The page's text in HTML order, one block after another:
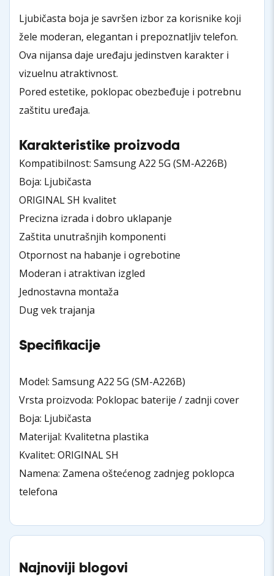
Ljubičasta boja je savršen izbor za korisnike koji
žele moderan, elegantan i prepoznatljiv telefon.
Ova nijansa daje uređaju jedinstven karakter i
vizuelnu atraktivnost.
Pored estetike, poklopac obezbeđuje i potrebnu
zaštitu uređaja.
Karakteristike proizvoda
Kompatibilnost: Samsung A22 5G (SM-A226B)
Boja: Ljubičasta
ORIGINAL SH kvalitet
Precizna izrada i dobro uklapanje
Zaštita unutrašnjih komponenti
Otpornost na habanje i ogrebotine
Moderan i atraktivan izgled
Jednostavna montaža
Dug vek trajanja
Specifikacije
Model: Samsung A22 5G (SM-A226B)
Vrsta proizvoda: Poklopac baterije / zadnji cover
Boja: Ljubičasta
Materijal: Kvalitetna plastika
Kvalitet: ORIGINAL SH
Namena: Zamena oštećenog zadnjeg poklopca
telefona
Najnoviji blogovi